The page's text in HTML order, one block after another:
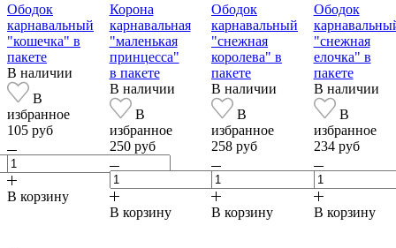
Ободок
карнавальный
"кошечка" в
пакете
В наличии
В
избранное
105 руб
В корзину
Корона
карнавальная
"маленькая
принцесса"
в пакете
В наличии
В
избранное
250 руб
В корзину
Ободок
карнавальный
"снежная
королева" в
пакете
В наличии
В
избранное
258 руб
В корзину
Ободок
"снежная
елочка" в
пакете
В наличии
В
избранное
234 руб
В корзину